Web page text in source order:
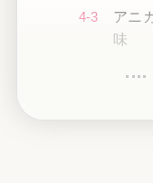
アニ
味